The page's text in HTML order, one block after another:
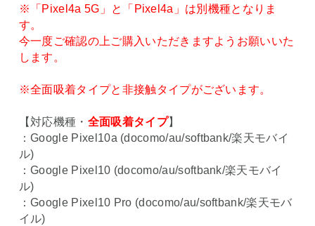
※「Pixel4a 5G」と「Pixel4a」は別機種となりま
す。
今一度ご確認の上ご購入いただきますようお願いいた
します。
※全面吸着タイプと非接触タイプがございます。
【対応機種・ 全面吸着タイプ】
：Google Pixel10a (docomo/au/softbank/楽天モバイ
ル)
：Google Pixel10 (docomo/au/softbank/楽天モバイ
ル)
：Google Pixel10 Pro (docomo/au/softbank/楽天モバ
イル)